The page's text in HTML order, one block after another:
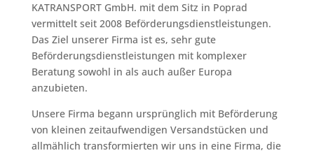
KATRANSPORT GmbH. mit dem Sitz in Poprad
vermittelt seit 2008 Beförderungsdienstleistungen.
Das Ziel unserer Firma ist es, sehr gute
Beförderungsdienstleistungen mit komplexer
Beratung sowohl in als auch außer Europa
anzubieten.
Unsere Firma begann ursprünglich mit Beförderung
von kleinen zeitaufwendigen Versandstücken und
allmählich transformierten wir uns in eine Firma, die